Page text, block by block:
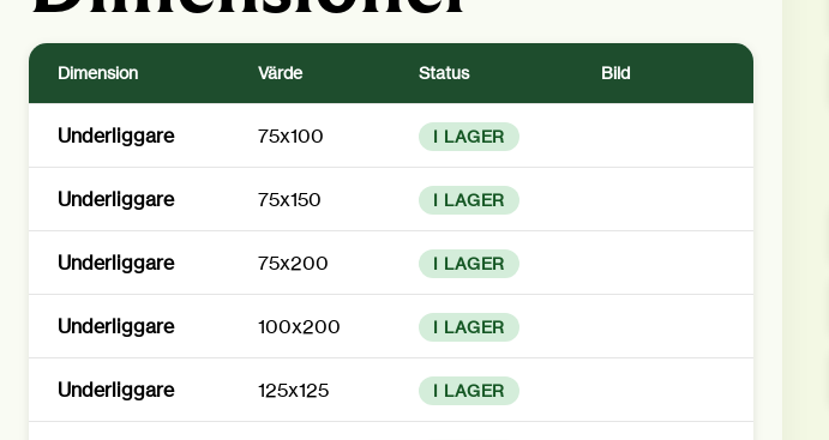
Dimension Värde Status Bild
Underliggare 75x100 I LAGER
Underliggare 75x150 I LAGER
Underliggare 75x200 I LAGER
Underliggare 100x200 I LAGER
Underliggare 125x125 I LAGER